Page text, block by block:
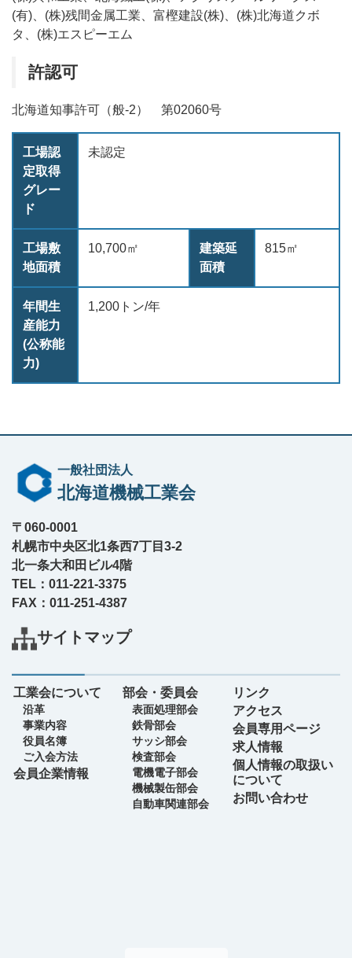
(有)、(株)残間金属工業、富樫建設(株)、(株)北海道クボ
タ、(株)エスピーエム
許認可
北海道知事許可（般-2） 第02060号
工場認
定取得
グレー
ド
未認定
工場敷
地面積
10,700㎡
建築延
面積
815㎡
年間生
産能力
(公称能
力)
1,200トン/年
一般社団法人
北海道機械工業会
〒060-0001
札幌市中央区北1条西7丁目3-2
北一条大和田ビル4階
TEL：011-221-3375
FAX：011-251-4387
サイトマップ
工業会について
沿革
事業内容
役員名簿
ご入会方法
会員企業情報
部会・委員会
表面処理部会
鉄骨部会
サッシ部会
検査部会
電機電子部会
機械製缶部会
自動車関連部会
リンク
アクセス
会員専用ページ
求人情報
個人情報の取扱い
について
お問い合わせ